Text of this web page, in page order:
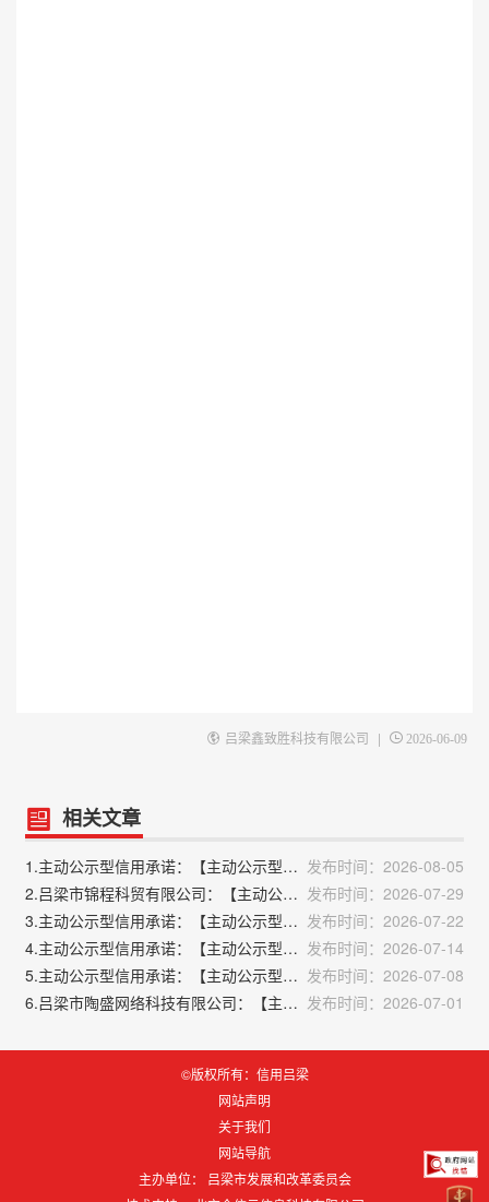
吕梁鑫致胜科技有限公司 | 2026-06-09
相关文章
1.主动公示型信用承诺：【主动公示型信用承诺书】吕梁凯达建筑工程有限公司 发布时间：2026-08-05
2.吕梁市锦程科贸有限公司：【主动公示型信用承诺书】吕梁市锦程科贸有限公司：经营场所承诺书 发布时间：2026-07-29
3.主动公示型信用承诺：【主动公示型信用承诺书】吕梁佐威商贸有限公司 发布时间：2026-07-22
4.主动公示型信用承诺：【主动公示型信用承诺书】吕梁东鑫运业有限公司（2015版） 发布时间：2026-07-14
5.主动公示型信用承诺：【主动公示型信用承诺书】吕梁华东煤业有限公司：经营场所申报承诺书 发布时间：2026-07-08
6.吕梁市陶盛网络科技有限公司：【主动公示型信用承诺书】吕梁市陶盛网络科技有限公司 发布时间：2026-07-01
©版权所有：信用吕梁
网站声明
关于我们
网站导航
主办单位： 吕梁市发展和改革委员会